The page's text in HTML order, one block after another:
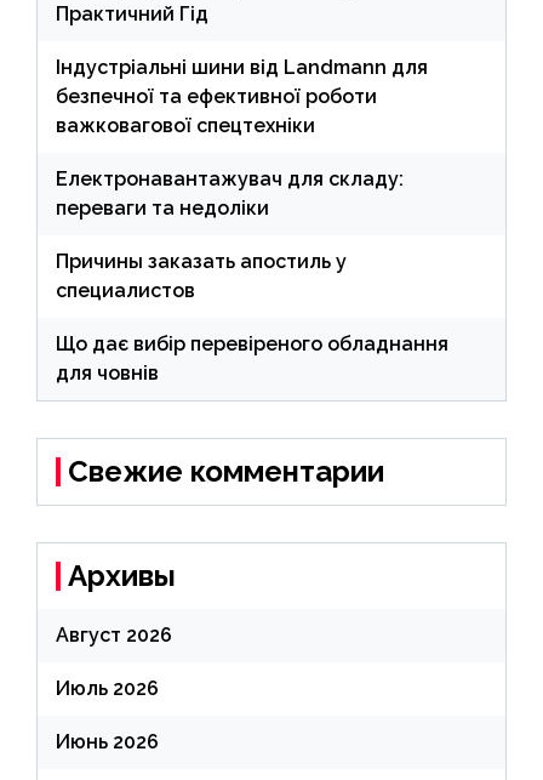
Практичний Гід
Індустріальні шини від Landmann для
безпечної та ефективної роботи
важковагової спецтехніки
Електронавантажувач для складу:
переваги та недоліки
Причины заказать апостиль у
специалистов
Що дає вибір перевіреного обладнання
для човнів
Свежие комментарии
Архивы
Август 2026
Июль 2026
Июнь 2026